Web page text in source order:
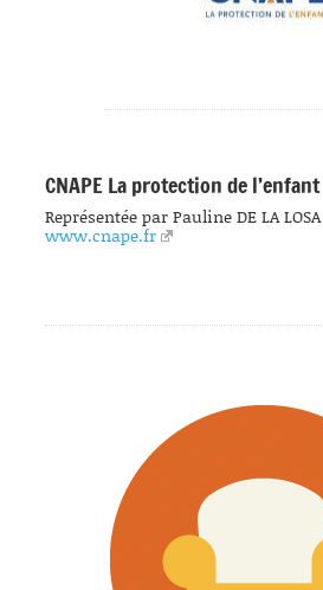
CNAPE La protection de l’enfant
Représentée par Pauline DE LA LOSA
www.cnape.fr